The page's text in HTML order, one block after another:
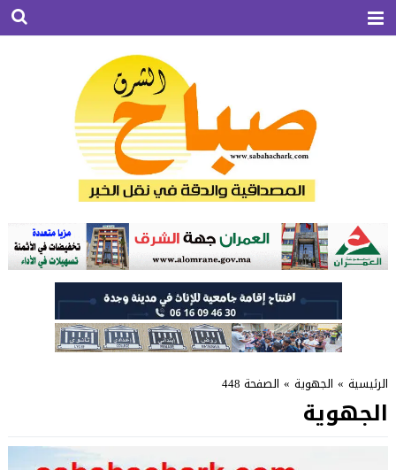
الرئيسية » الجهوية » الصفحة 448
الجهوية